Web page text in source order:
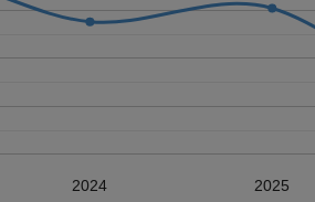
2024 2025